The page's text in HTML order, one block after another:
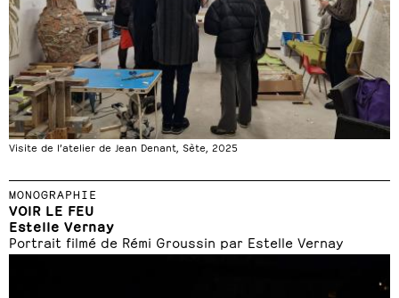
Visite de l’atelier de Jean Denant, Sète, 2025
MONOGRAPHIE
VOIR LE FEU
Estelle Vernay
Portrait filmé de Rémi Groussin par Estelle Vernay